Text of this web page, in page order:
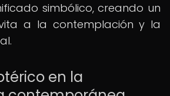
simbólico, creando un
a la contemplación y la
en la